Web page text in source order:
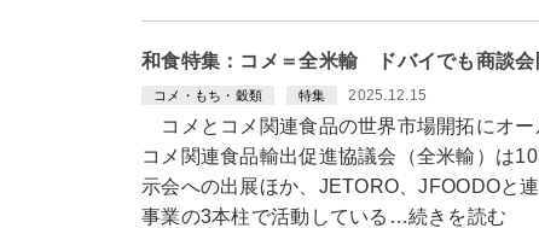
和食特集：コメ＝全米輸 ドバイでも商談会
コメ・もち・穀類 特集 2025.12.15
コメとコメ関連食品の世界市場開拓にオー
コメ関連食品輸出促進協議会（全米輸）は
示会への出展ほか、JETORO、JFOODOと
事業の3本柱で活動している…続きを読む